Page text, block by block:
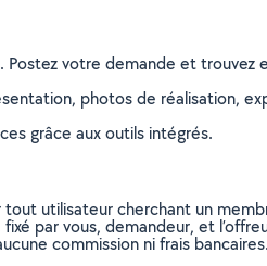
votre demande et
photos de réalisation,
grâce aux outils intégrés.
utilisateur cherchant un
par vous, demandeur, et
commission ni frais bancaires.